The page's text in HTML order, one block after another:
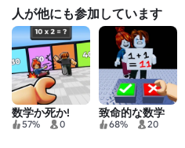
人が他にも参加しています
数学か死か!
57% 0
致命的な数学
68% 20